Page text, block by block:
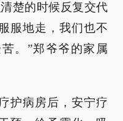
楚的时候反复交代
服地走，我们也不
。”郑爷爷的家属
护病房后，安宁疗